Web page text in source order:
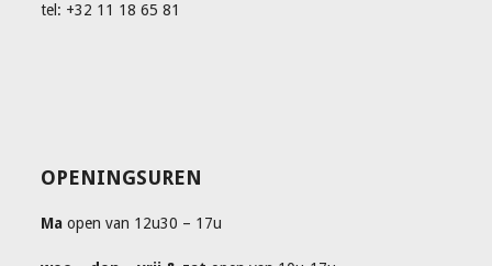
tel: +32 11 18 65 81
OPENINGSUREN
Ma open van 12u30 – 17u